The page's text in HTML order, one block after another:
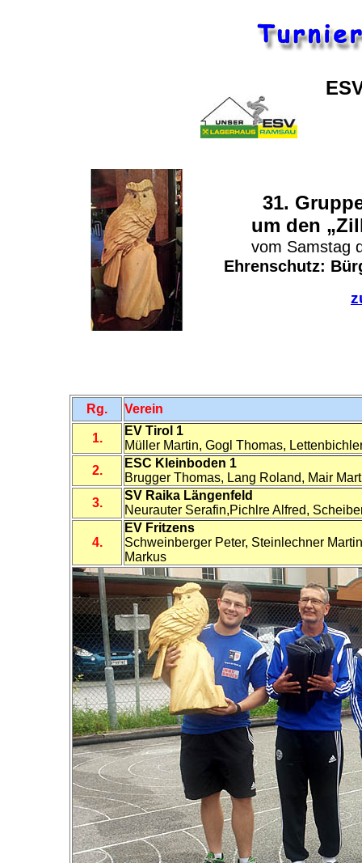
31.
um den
vom Samstag
Ehrenschutz:
Rg. Verein
1.
EV Tirol 1
Müller Martin, Gogl Thomas,
2.
ESC Kleinboden 1
Brugger Thomas, Lang Roland, Mair
3.
SV Raika Längenfeld
Neurauter Serafin,Pichlre Alfred,
4.
EV Fritzens
Schweinberger Peter, Steinlechner
Markus